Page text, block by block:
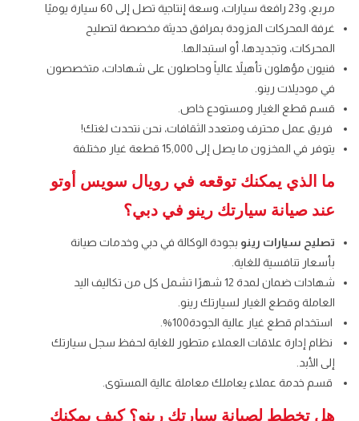
مربع، و23 رافعة سيارات، وسعة إنتاجية تصل إلى 60 سيارة يوميًا
غرفة المحركات المزودة بمرافق حديثة مخصصة لتصليح
المحركات، وتجديدها، أو استبدالها.
فنيون مؤهلون تأهيلاً عالياً وحاصلون على شهادات، متخصصون
في موديلات رينو.
قسم قطع الغيار ومستودع خاص.
فريق عمل محترف ومتعدد الثقافات، نحن نتحدث لغتك!
يتوفر في المخزون ما يصل إلى 15,000 قطعة غيار مختلفة
ما الذي يمكنك توقعه في رويال سويس أوتو
عند صيانة سيارتك رينو في دبي؟
تصليح سيارات رينو بجودة الوكالة في دبي وخدمات صيانة
بأسعار تنافسية للغاية.
شهادات ضمان لمدة 12 شهرًا تشمل كل من تكاليف اليد
العاملة وقطع الغيار لسيارتك رينو.
استخدام قطع غيار عالية الجودة100%.
نظام إدارة علاقات العملاء متطور للغاية لحفظ سجل سيارتك
إلى الأبد.
قسم خدمة عملاء يعاملك معاملة عالية المستوى.
هل تخطط لصيانة سيارتك رينو؟ كيف يمكنك